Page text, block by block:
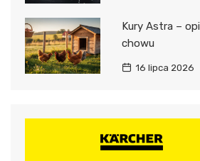
Kury Astra –
chowu
16 lipca 2026